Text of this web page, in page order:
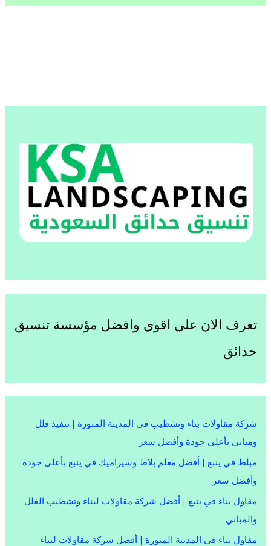
تعرف الان علي اقوي وافضل مؤسسة تنسيق
حدائق
شركة مقاولات بناء وتشطيب في المدينة المنورة | تنفيذ فلل
ومباني بأعلى جودة وأفضل سعر
مبلط في ينبع | أفضل معلم بلاط وسيراميك في ينبع بأعلى جودة
وأفضل سعر
مقاول بناء في ينبع | أفضل شركة مقاولات لبناء وتشطيب الفلل
والمباني
مقاول بناء في المدينة المنورة | أفضل شركة مقاولات لبناء